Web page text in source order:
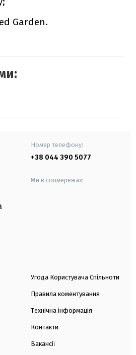
Garden.
Номер телефону:
+38 044 390 5077
Ми в соцмережах:
Угода Користувача Спільноти
Правила коментування
Технічна інформація
Контакти
Вакансії